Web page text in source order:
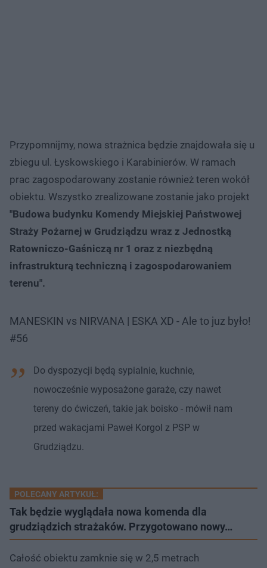
Przypomnijmy, nowa strażnica będzie znajdowała się u
zbiegu ul. Łyskowskiego i Karabinierów. W ramach
prac zagospodarowany zostanie również teren wokół
obiektu. Wszystko zrealizowane zostanie jako projekt
"Budowa budynku Komendy Miejskiej Państwowej
Straży Pożarnej w Grudziądzu wraz z Jednostką
Ratowniczo-Gaśniczą nr 1 oraz z niezbędną
infrastrukturą techniczną i zagospodarowaniem
terenu".
MANESKIN vs NIRVANA | ESKA XD - Ale to juz było!
#56
Do dyspozycji będą sypialnie, kuchnie,
nowocześnie wyposażone garaże, czy nawet
tereny do ćwiczeń, takie jak boisko - mówił nam
przed wakacjami Paweł Korgol z PSP w
Grudziądzu.
POLECANY ARTYKUŁ:
Tak będzie wyglądała nowa komenda dla
grudziądzich strażaków. Przygotowano nowy…
Całość obiektu zamknie się w 2,5 metrach